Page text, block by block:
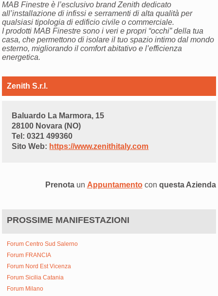
MAB Finestre è l’esclusivo brand Zenith dedicato
all’installazione di infissi e serramenti di alta qualità per
qualsiasi tipologia di edificio civile o commerciale.
I prodotti MAB Finestre sono i veri e propri “occhi” della tua
casa, che permettono di isolare il tuo spazio intimo dal mondo
esterno, migliorando il comfort abitativo e l’efficienza
energetica.
Zenith S.r.l.
Baluardo La Marmora, 15
28100 Novara (NO)
Tel: 0321 499360
Sito Web: https://www.zenithitaly.com
Prenotaun Appuntamentocon questa Azienda
PROSSIME MANIFESTAZIONI
Forum Centro Sud Salerno
Forum FRANCIA
Forum Nord Est Vicenza
Forum Sicilia Catania
Forum Milano